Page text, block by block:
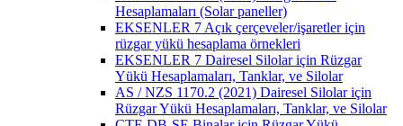
Hesaplamaları (Solar paneller)
EKSENLER 7 Açık çerçeveler/işaretler için
rüzgar yükü hesaplama örnekleri
EKSENLER 7 Dairesel Silolar için Rüzgar
Yükü Hesaplamaları, Tanklar, ve Silolar
AS / NZS 1170.2 (2021) Dairesel Silolar için
Rüzgar Yükü Hesaplamaları, Tanklar, ve Silolar